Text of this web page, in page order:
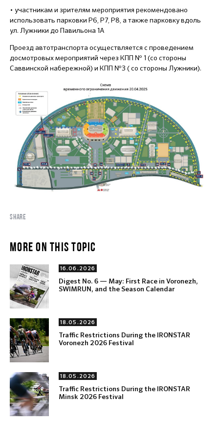
• участникам и зрителям мероприятия рекомендовано
использовать парковки Р6, Р7, Р8, а также парковку вдоль
ул. Лужники до Павильона 1А
Проезд автотранспорта осуществляется с проведением
досмотровых мероприятий через КПП № 1 (со стороны
Саввинской набережной) и КПП №3 ( со стороны Лужники).
SHARE
MORE ON THIS TOPIC
16.06.2026
Digest No. 6 — May: First Race in Voronezh,
SWIMRUN, and the Season Calendar
18.05.2026
Traffic Restrictions During the IRONSTAR
Voronezh 2026 Festival
18.05.2026
Traffic Restrictions During the IRONSTAR
Minsk 2026 Festival